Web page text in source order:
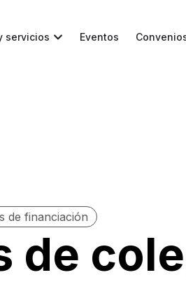
servicios Eventos
de financiación
de